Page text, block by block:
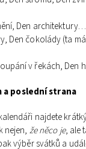
Den architektury…
Den čokolády (ta
v řekách, Den
poslední strana
najdete
nejen, že něco je, ale
výběr svátků a